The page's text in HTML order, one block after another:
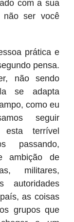
com a sua
ser você
prática e
pensa.
não sendo
se adapta
como eu
seguir
esta terrível
passando,
ambição de
militares,
autoridades
as coisas
grupos que